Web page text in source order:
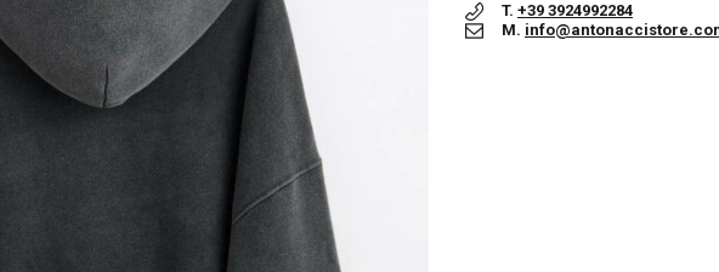
T. +39 3924992284
M.